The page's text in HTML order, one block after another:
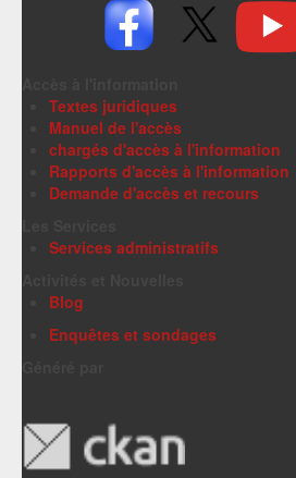
Textes juridiques
Manuel de l'accès
chargés d'accès à l'information
Rapports d'accès à l'information
Demande d'accès et recours
Services administratifs
Blog
Enquêtes et sondages